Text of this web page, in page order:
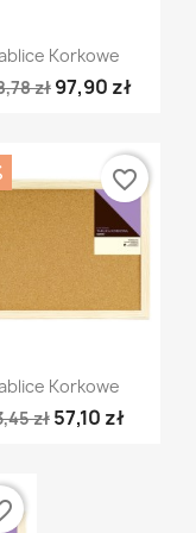
podgląd
Korkowe
zł 97,90 zł
podgląd
Korkowe
zł 57,10 zł
favorite_border